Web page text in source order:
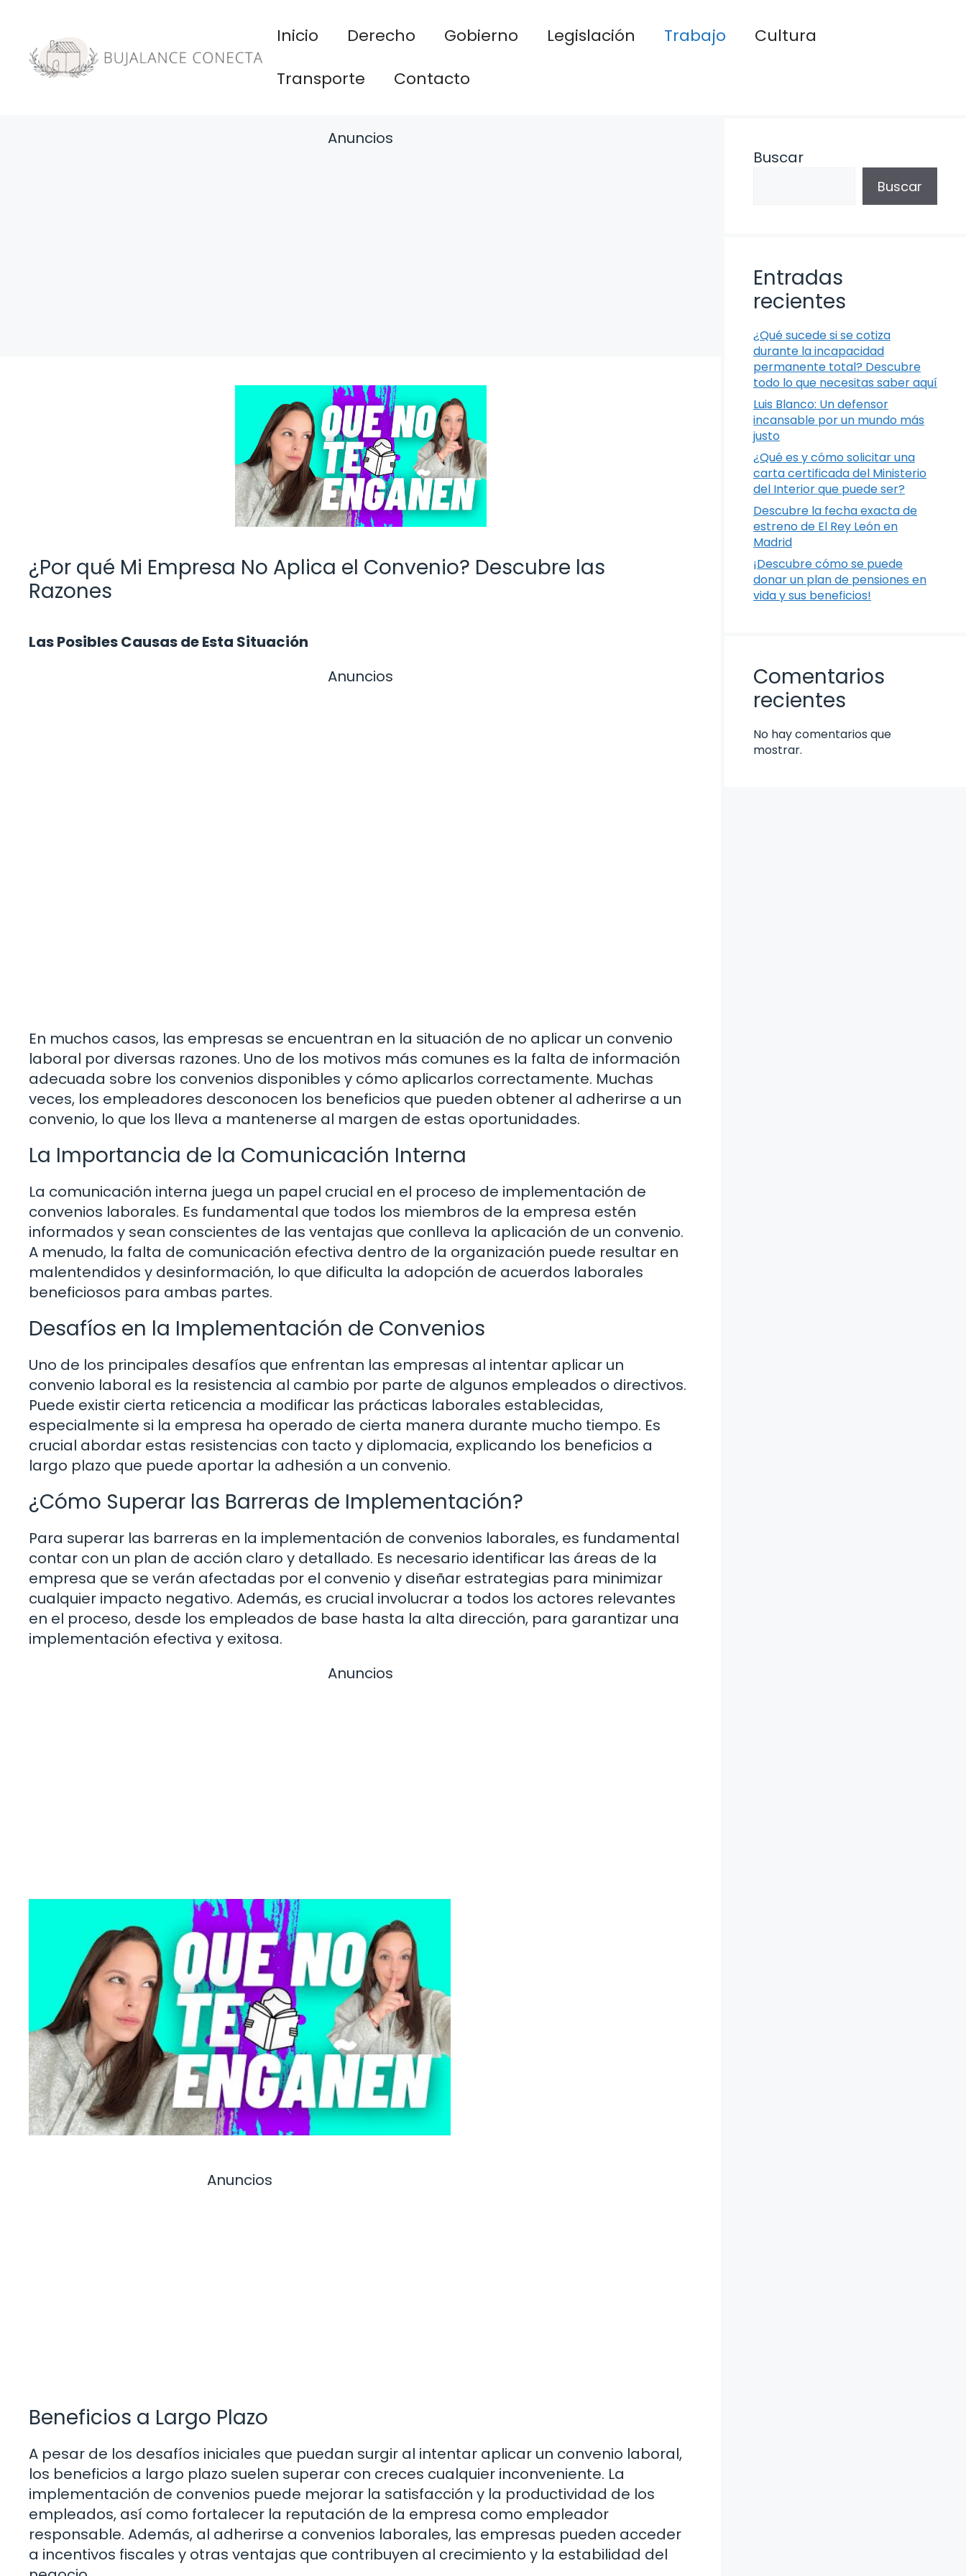
contenido
Inicio Derecho Gobierno Legislación Trabajo
Cultura
Transporte
Contacto
Anuncios
¿Por qué Mi Empresa No Aplica el Convenio? Descubre las
Razones
Las Posibles Causas de Esta Situación
Anuncios
En muchos casos, las empresas se encuentran en la situación de no aplicar un convenio
laboral por diversas razones. Uno de los motivos más comunes es la falta de información
adecuada sobre los convenios disponibles y cómo aplicarlos correctamente. Muchas
veces, los empleadores desconocen los beneficios que pueden obtener al adherirse a un
convenio, lo que los lleva a mantenerse al margen de estas oportunidades.
La Importancia de la Comunicación Interna
La comunicación interna juega un papel crucial en el proceso de implementación de
convenios laborales. Es fundamental que todos los miembros de la empresa estén
informados y sean conscientes de las ventajas que conlleva la aplicación de un convenio.
A menudo, la falta de comunicación efectiva dentro de la organización puede resultar en
malentendidos y desinformación, lo que dificulta la adopción de acuerdos laborales
beneficiosos para ambas partes.
Desafíos en la Implementación de Convenios
Uno de los principales desafíos que enfrentan las empresas al intentar aplicar un
convenio laboral es la resistencia al cambio por parte de algunos empleados o directivos.
Puede existir cierta reticencia a modificar las prácticas laborales establecidas,
especialmente si la empresa ha operado de cierta manera durante mucho tiempo. Es
crucial abordar estas resistencias con tacto y diplomacia, explicando los beneficios a
largo plazo que puede aportar la adhesión a un convenio.
¿Cómo Superar las Barreras de Implementación?
Para superar las barreras en la implementación de convenios laborales, es fundamental
contar con un plan de acción claro y detallado. Es necesario identificar las áreas de la
empresa que se verán afectadas por el convenio y diseñar estrategias para minimizar
cualquier impacto negativo. Además, es crucial involucrar a todos los actores relevantes
en el proceso, desde los empleados de base hasta la alta dirección, para garantizar una
implementación efectiva y exitosa.
Anuncios
Anuncios
Beneficios a Largo Plazo
A pesar de los desafíos iniciales que puedan surgir al intentar aplicar un convenio laboral,
los beneficios a largo plazo suelen superar con creces cualquier inconveniente. La
implementación de convenios puede mejorar la satisfacción y la productividad de los
empleados, así como fortalecer la reputación de la empresa como empleador
responsable. Además, al adherirse a convenios laborales, las empresas pueden acceder
a incentivos fiscales y otras ventajas que contribuyen al crecimiento y la estabilidad del
Buscar
Buscar
Entradas
recientes
¿Qué sucede si se cotiza
durante la incapacidad
permanente total? Descubre
todo lo que necesitas saber aquí
Luis Blanco: Un defensor
incansable por un mundo más
justo
¿Qué es y cómo solicitar una
carta certificada del Ministerio
del Interior que puede ser?
Descubre la fecha exacta de
estreno de El Rey León en
Madrid
¡Descubre cómo se puede
donar un plan de pensiones en
vida y sus beneficios!
Comentarios
recientes
No hay comentarios que
mostrar.